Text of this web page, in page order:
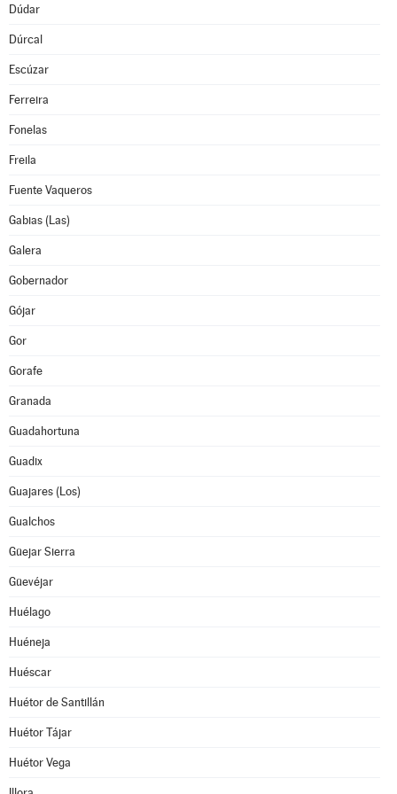
Dúdar
Dúrcal
Escúzar
Ferreira
Fonelas
Freila
Fuente Vaqueros
Gabias (Las)
Galera
Gobernador
Gójar
Gor
Gorafe
Granada
Guadahortuna
Guadix
Guajares (Los)
Gualchos
Güejar Sierra
Güevéjar
Huélago
Huéneja
Huéscar
Huétor de Santillán
Huétor Tájar
Huétor Vega